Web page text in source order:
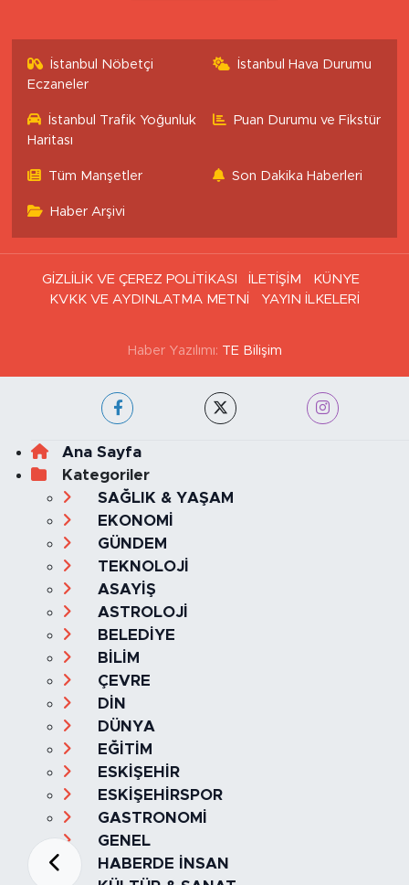
İstanbul Nöbetçi
Eczaneler
İstanbul Hava Durumu
İstanbul Trafik Yoğunluk
Haritası
Puan Durumu ve Fikstür
Tüm Manşetler Son Dakika Haberleri
Haber Arşivi
GİZLİLİK VE ÇEREZ POLİTİKASI İLETİŞİM
KÜNYE
KVKK VE AYDINLATMA METNİ
YAYIN İLKELERİ
Haber Yazılımı: TE Bilişim
Ana Sayfa
Kategoriler
SAĞLIK & YAŞAM
EKONOMİ
GÜNDEM
TEKNOLOJİ
ASAYİŞ
ASTROLOJİ
BELEDİYE
BİLİM
ÇEVRE
DİN
DÜNYA
EĞİTİM
ESKİŞEHİR
ESKİŞEHİRSPOR
GASTRONOMİ
GENEL
HABERDE İNSAN